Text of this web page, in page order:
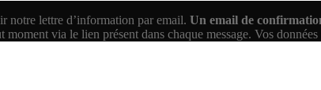
notre lettre d’information par email. Un email de
moment via le lien présent dans chaque message. Vos